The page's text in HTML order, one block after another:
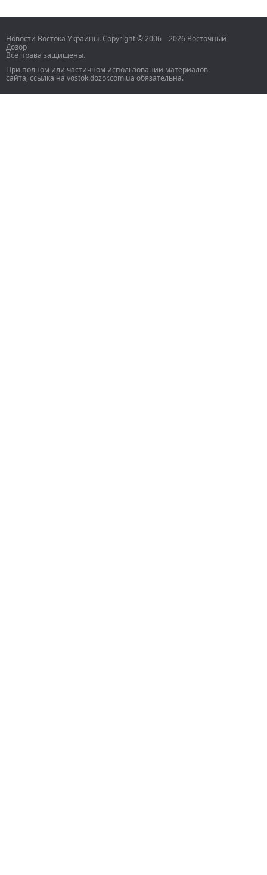
Новости Востока Украины. Copyright © 2006—2026 Восточный
Дозор
Все права защищены.
При полном или частичном использовании материалов
сайта, ссылка на vostok.dozor.com.ua обязательна.